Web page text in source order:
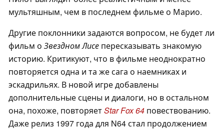
мультяшным, чем в последнем фильме о Марио.
Другие поклонники задаются вопросом, не будет ли
фильм о Звездном Лисе пересказывать знакомую
историю. Критикуют, что в фильме неоднократно
повторяется одна и та же сага о наемниках и
эскадрильях. В новой игре добавлены
дополнительные сцены и диалоги, но в остальном
она, похоже, повторяетStar Fox 64 повествованию.
Даже релиз 1997 года для N64 стал продолжением